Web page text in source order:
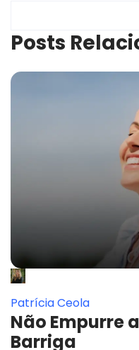
Posts
Patrícia Ceola
Não Empurre
Barriga